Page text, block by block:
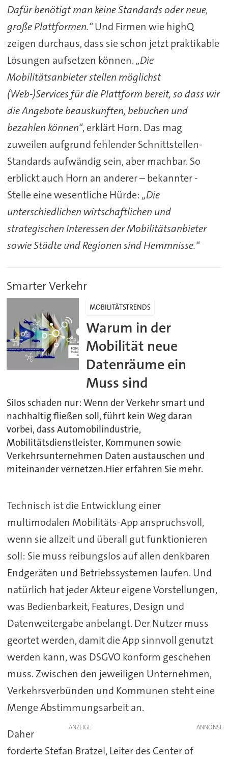
Dafür benötigt man keine Standards oder neue,
große Plattformen.“Und Firmen wie highQ
zeigen durchaus, dass sie schon jetzt praktikable
Lösungen aufsetzen können.„Die
Mobilitätsanbieter stellen möglichst
(Web-)Services für die Plattform bereit, so dass wir
die Angebote beauskunften, bebuchen und
bezahlen können“, erklärt Horn. Das mag
zuweilen aufgrund fehlender Schnittstellen-
Standards aufwändig sein, aber machbar. So
erblickt auch Horn an anderer – bekannter -
Stelle eine wesentliche Hürde: „Die
unterschiedlichen wirtschaftlichen und
strategischen Interessen der Mobilitätsanbieter
sowie Städte und Regionen sind Hemmnisse.“
Smarter Verkehr
MOBILITÄTSTRENDS
Warum in der
Mobilität neue
Datenräume ein
Muss sind
Silos schaden nur: Wenn der Verkehr smart und
nachhaltig fließen soll, führt kein Weg daran
vorbei, dass Automobilindustrie,
Mobilitätsdienstleister, Kommunen sowie
Verkehrsunternehmen Daten austauschen und
miteinander vernetzen.Hier erfahren Sie mehr.
Technisch ist die Entwicklung einer
multimodalen Mobilitäts-App anspruchsvoll,
wenn sie allzeit und überall gut funktionieren
soll: Sie muss reibungslos auf allen denkbaren
Endgeräten und Betriebssystemen laufen. Und
natürlich hat jeder Akteur eigene Vorstellungen,
was Bedienbarkeit, Features, Design und
Datenweitergabe anbelangt. Der Nutzer muss
geortet werden, damit die App sinnvoll genutzt
werden kann, was DSGVO konform geschehen
muss. Zwischen den jeweiligen Unternehmen,
Verkehrsverbünden und Kommunen steht eine
Menge Abstimmungsarbeit an.
ANZEIGE
Daher
forderte Stefan Bratzel, Leiter des Center of